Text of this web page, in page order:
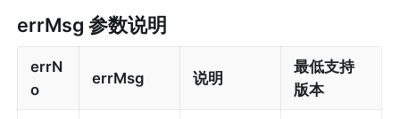
errMsg 参数说明
errN
o
errMsg 说明
最低支持
版本